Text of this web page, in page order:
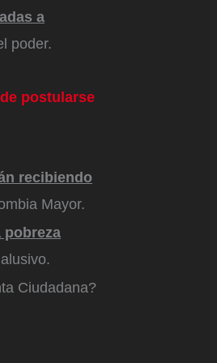
a
poder.
postularse
recibiendo
Mayor.
pobreza
Ciudadana?